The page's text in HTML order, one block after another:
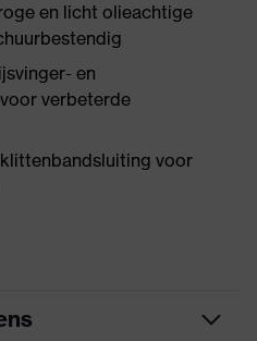
en licht olieachtige
en
verbeterde
voor